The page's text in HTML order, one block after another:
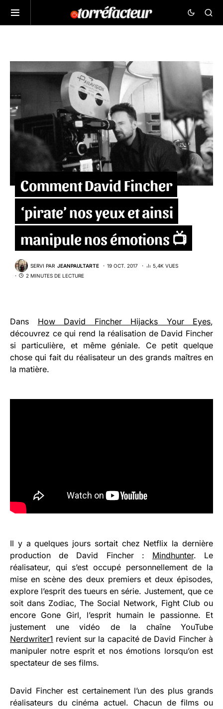
Comment David Fincher
‘pirate’ nos yeux et ainsi
manipule nos émotions 📺
SERVI PAR JEANPAULTARTE 19 OCT. 2017
5,4K VUES
2 MINUTES DE LECTURE
Dans How David Fincher Hijacks Your Eyes,
découvrez ce qui rend la réalisation de David Fincher
si particulière, et même géniale. Ce petit quelque
chose qui fait du réalisateur un des grands maîtres en
la matière.
Il y a quelques jours sortait chez Netflix la dernière
production de David Fincher : Mindhunter. Le
réalisateur, qui s’est occupé personnellement de la
mise en scène des deux premiers et deux épisodes,
explore l’esprit des tueurs en série. Justement, que ce
soit dans Zodiac, The Social Network, Fight Club ou
encore Gone Girl, l’esprit humain le passionne. Et
justement une vidéo de la chaîne YouTube
Nerdwriter1 revient sur la capacité de David Fincher à
manipuler notre esprit et nos émotions lorsqu’on est
spectateur de ses films.
David Fincher est certainement l’un des plus grands
réalisateurs du cinéma actuel. Chacun de films ou